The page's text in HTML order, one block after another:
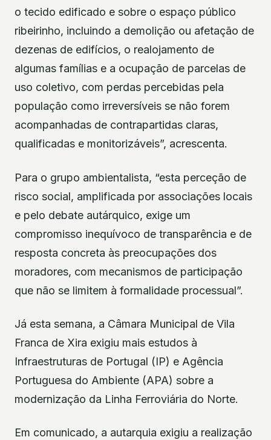
o tecido edificado e sobre o espaço público
ribeirinho, incluindo a demolição ou afetação de
dezenas de edifícios, o realojamento de
algumas famílias e a ocupação de parcelas de
uso coletivo, com perdas percebidas pela
população como irreversíveis se não forem
acompanhadas de contrapartidas claras,
qualificadas e monitorizáveis”, acrescenta.
Para o grupo ambientalista, “esta perceção de
risco social, amplificada por associações locais
e pelo debate autárquico, exige um
compromisso inequívoco de transparência e de
resposta concreta às preocupações dos
moradores, com mecanismos de participação
que não se limitem à formalidade processual”.
Já esta semana, a Câmara Municipal de Vila
Franca de Xira exigiu mais estudos à
Infraestruturas de Portugal (IP) e Agência
Portuguesa do Ambiente (APA) sobre a
modernização da Linha Ferroviária do Norte.
Em comunicado, a autarquia exigiu a realização